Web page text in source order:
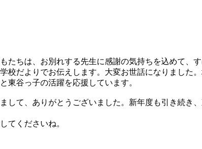
ちは、お別れする先生に感謝の気持ちを込めて、
校だよりでお伝えします。大変お世話になりました
東谷っ子の活躍を応援しています。
て、ありがとうございました。新年度も引き続き
てくださいね。